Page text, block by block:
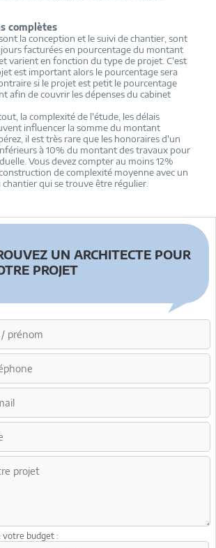
complètes
la conception et le suivi de chantier, sont
facturées en pourcentage du montant
varient en fonction du type de projet. C'est
est important alors le pourcentage sera
si le projet est petit le pourcentage
afin de couvrir les dépenses du cabinet
la complexité de l'étude, les délais
influencer la somme du montant
il est très rare que les honoraires d'un
à 10% du montant des travaux pour
Vous devez compter au moins 12%
de complexité moyenne avec un
qui se trouve être régulier.
UN ARCHITECTE POUR
PROJET
votre budget :